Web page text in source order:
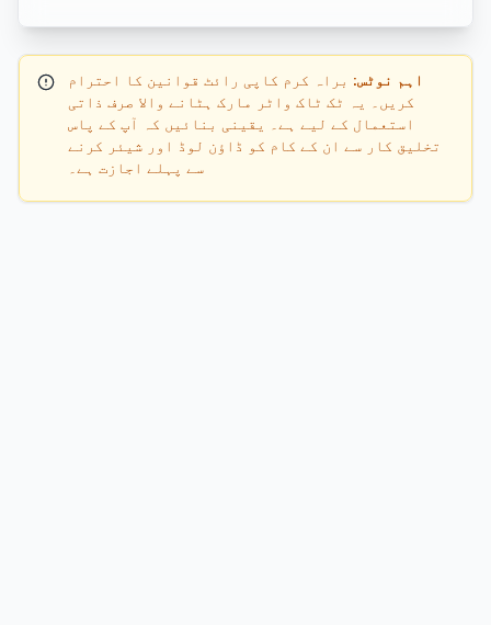
اہم نوٹس: براہ کرم کاپی رائٹ قوانین کا احترام
کریں۔ یہ ٹک ٹاک واٹر مارک ہٹانے والا صرف ذاتی
استعمال کے لیے ہے۔ یقینی بنائیں کہ آپ کے پاس
تخلیق کار سے ان کے کام کو ڈاؤن لوڈ اور شیئر کرنے
سے پہلے اجازت ہے۔